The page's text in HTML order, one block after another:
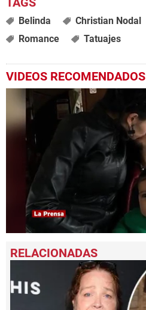
Belinda Christian Nodal
Romance
Tatuajes
VIDEOS RECOMENDADOS
seconds
of